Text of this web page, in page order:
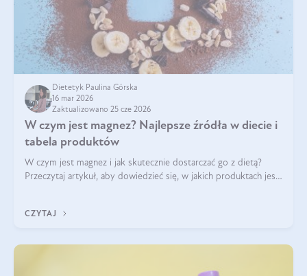
Dietetyk Paulina Górska
16 mar 2026
Zaktualizowano 25 cze 2026
W czym jest magnez? Najlepsze źródła w diecie i
tabela produktów
W czym jest magnez i jak skutecznie dostarczać go z dietą?
Przeczytaj artykuł, aby dowiedzieć się, w jakich produktach jest
CZYTAJ